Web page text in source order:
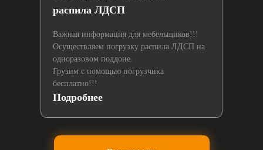
распила ЛДСП
Важная информация для мебельщиков!!!
Осуществляем погрузку распила ЛДСП на
одноразовом поддоне.
Грузим с помощью погрузчика
бесплатно!!!
Подробнее